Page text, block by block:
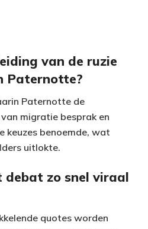
van de ruzie
Paternotte?
Paternotte de
migratie besprak en
keuzes benoemde, wat
uitlokte.
zo snel viraal
quotes worden